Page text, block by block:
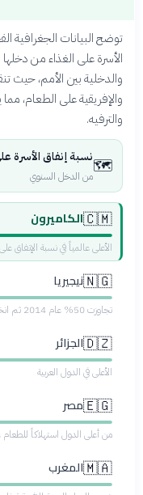
البيانات الجغرافية الفجوة
على الغذاء من دخلها
بين الأمم، حيث تنفق
على الطعام، مما يسمح
نسبة إنفاق الأسرة على
من الدخل السنوي
🇨🇲الكاميرون
الأعلى عالمياً في نسبة الإنفاق على الطعام
🇳🇬نيجيريا
🇩🇿الجزائر
الأعلى في الدول العربية
🇪🇬مصر
من أعلى الدول استهلاكاً للطعام عالمياً
🇲🇦المغرب